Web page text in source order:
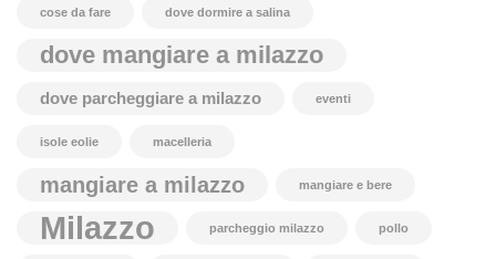
cose da fare dove dormire a salina
dove mangiare a milazzo
dove parcheggiare a milazzo eventi
isole eolie macelleria
mangiare a milazzo mangiare e bere
Milazzo parcheggio milazzo pollo